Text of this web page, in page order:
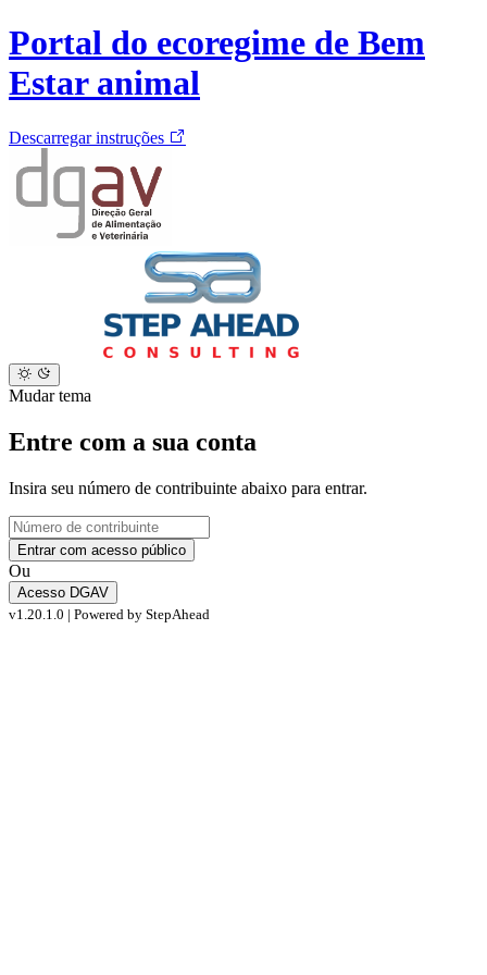
Portal do ecoregime de Bem
Estar animal
Descarregar instruções
Mudar tema
Entre com a sua conta
Insira seu número de contribuinte abaixo para entrar.
Entrar com acesso público
Ou
Acesso DGAV
v1.20.1.0 | Powered by StepAhead